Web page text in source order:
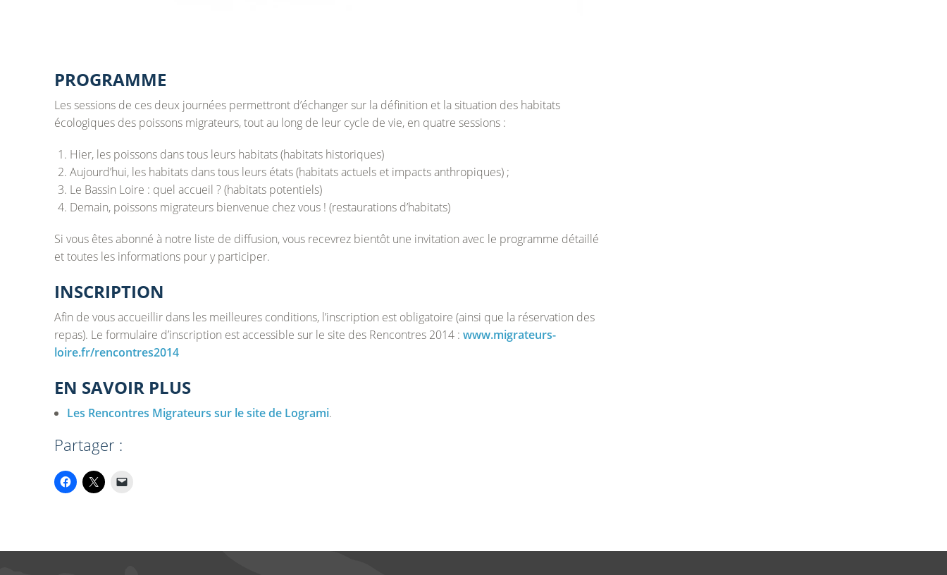
PROGRAMME
Les sessions de ces deux journées permettront d’échanger sur la définition et la situation des habitats
écologiques des poissons migrateurs, tout au long de leur cycle de vie, en quatre sessions :
Hier, les poissons dans tous leurs habitats (habitats historiques)
Aujourd’hui, les habitats dans tous leurs états (habitats actuels et impacts anthropiques) ;
Le Bassin Loire : quel accueil ? (habitats potentiels)
Demain, poissons migrateurs bienvenue chez vous ! (restaurations d’habitats)
Si vous êtes abonné à notre liste de diffusion, vous recevrez bientôt une invitation avec le programme détaillé
et toutes les informations pour y participer.
INSCRIPTION
Afin de vous accueillir dans les meilleures conditions, l’inscription est obligatoire (ainsi que la réservation des
repas). Le formulaire d’inscription est accessible sur le site des Rencontres 2014 : www.migrateurs-
loire.fr/rencontres2014
EN SAVOIR PLUS
Les Rencontres Migrateurs sur le site de Logrami.
Partager :